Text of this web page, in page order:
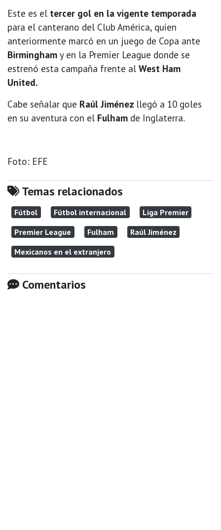
Este es el tercer gol en la vigente temporada
para el canterano del Club América, quien
anteriormente marcó en un juego de Copa ante
Birmingham y en la Premier League donde se
estrenó esta campaña frente al West Ham
United.
Cabe señalar que Raúl Jiménez llegó a 10 goles
en su aventura con el Fulham de Inglaterra.
Foto: EFE
Temas relacionados
Fútbol Fútbol internacional
Liga Premier
Premier League
Fulham
Raúl Jiménez
Mexicanos en el extranjero
Comentarios